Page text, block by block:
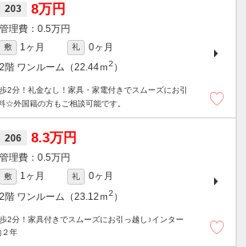
203 8万円
0.5万円
敷 1ヶ月 礼
0ヶ月
2階 ワンルーム（22.44ｍ2 ）
2分！礼金なし！家具・家電付きでスムーズにお引
☆外国籍の方もご相談可能です。
206 8.3万円
0.5万円
敷 1ヶ月 礼
0ヶ月
2階 ワンルーム（23.12ｍ2 ）
2分！家具付きでスムーズにお引っ越し♪インター
年